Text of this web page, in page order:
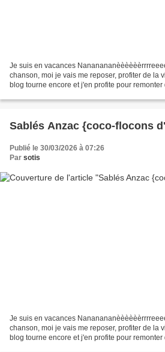
Je suis en vacances
chanson, moi je vais me reposer, profiter de la
blog tourne encore et j'en profite pour remonter
Sablés Anzac {coco-flocons
Publié le 30/03/2026 à 07:26
Par sotis
Je suis en vacances
chanson, moi je vais me reposer, profiter de la
blog tourne encore et j'en profite pour